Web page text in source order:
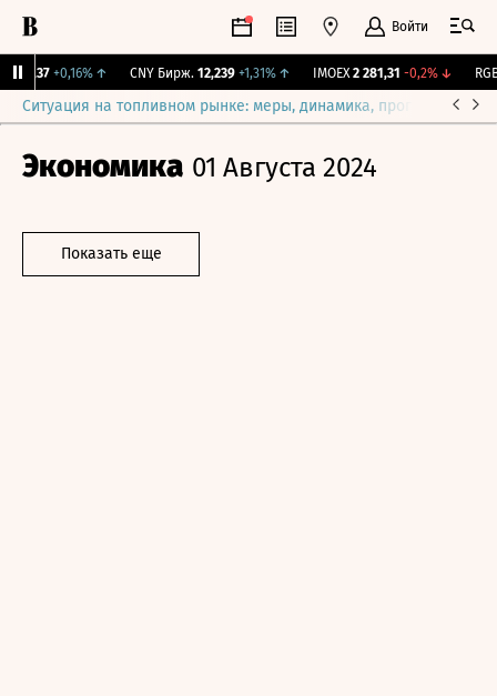
Войти
115,37 +0,16%↑ CNY Бирж. 12,239 +1,31% ↑ IMOEX 2 281,31 -0,2%↓
Ситуация на топливном рынке: меры, динамика, прогнозы
Экономика 01 Августа 2024
Показать еще